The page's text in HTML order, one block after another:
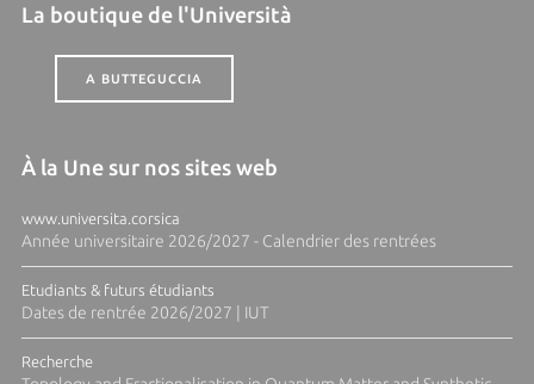
La boutique de l'Università
A BUTTEGUCCIA
À la Une sur nos sites web
www.universita.corsica
Année universitaire 2026/2027 - Calendrier des rentrées
Etudiants & futurs étudiants
Dates de rentrée 2026/2027 | IUT
Recherche